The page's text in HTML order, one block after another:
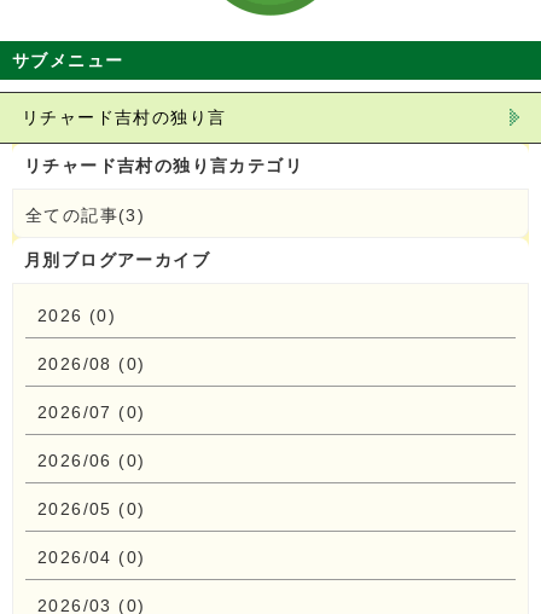
サブメニュー
リチャード吉村の独り言
リチャード吉村の独り言カテゴリ
全ての記事(3)
月別ブログアーカイブ
2026 (0)
2026/08 (0)
2026/07 (0)
2026/06 (0)
2026/05 (0)
2026/04 (0)
2026/03 (0)